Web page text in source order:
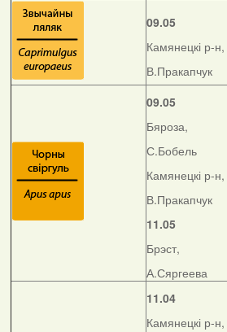
09.05
Камянецкі р-н,
В.Пракапчук
09.05
Бяроза,
С.Бобель
Камянецкі р-н,
В.Пракапчук
11.05
Брэст,
А.Сяргеева
11.04
Камянецкі р-н,